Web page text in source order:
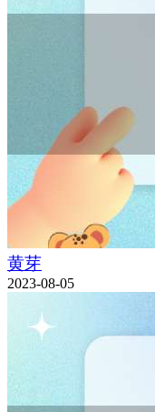
黄芽
2023-08-05